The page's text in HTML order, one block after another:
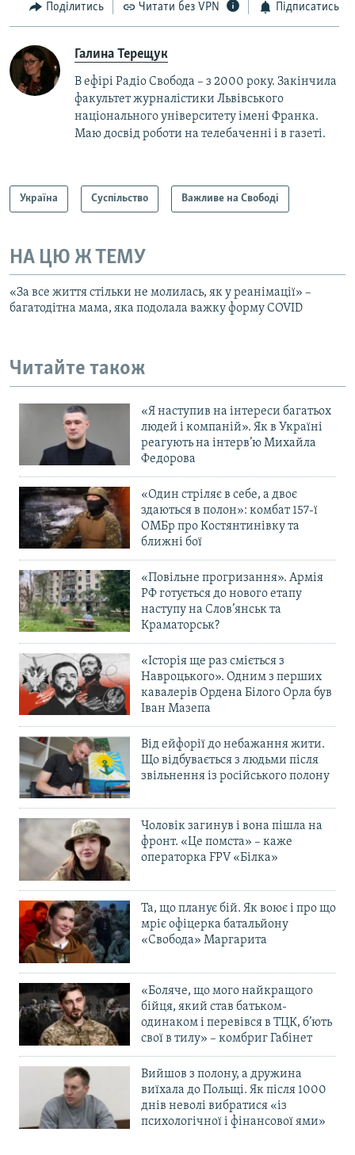
Поділитись Читати без VPN Підписатись
Галина Терещук
В ефірі Радіо Свобода – з 2000 року. Закінчила
факультет журналістики Львівського
національного університету імені Франка.
Маю досвід роботи на телебаченні і в газеті.
Україна Суспільство Важливе на Свободі
НА ЦЮ Ж ТЕМУ
«За все життя стільки не молилась, як у реанімації» –
багатодітна мама, яка подолала важку форму COVID
Читайте також
«Я наступив на інтереси багатьох
людей і компаній». Як в Україні
реагують на інтерв’ю Михайла
Федорова
«Один стріляє в себе, а двоє
здаються в полон»: комбат 157-ї
ОМБр про Костянтинівку та
ближні бої
«Повільне прогризання». Армія
РФ готується до нового етапу
наступу на Слов’янськ та
Краматорськ?
«Історія ще раз сміється з
Навроцького». Одним з перших
кавалерів Ордена Білого Орла був
Іван Мазепа
Від ейфорії до небажання жити.
Що відбувається з людьми після
звільнення із російського полону
Чоловік загинув і вона пішла на
фронт. «Це помста» – каже
операторка FPV «Білка»
Та, що планує бій. Як воює і про що
мріє офіцерка батальйону
«Свобода» Маргарита
«Боляче, що мого найкращого
бійця, який став батьком-
одинаком і перевівся в ТЦК, б’ють
свої в тилу» – комбриг Габінет
Вийшов з полону, а дружина
виїхала до Польщі. Як після 1000
днів неволі вибратися «із
психологічної і фінансової ями»